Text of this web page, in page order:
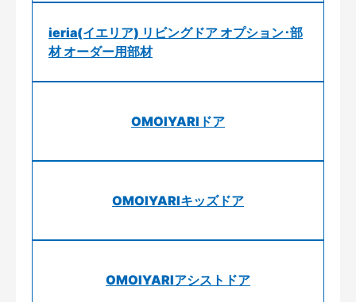
ieria(イエリア) リビングドア オプション･部
材 オーダー用部材
OMOIYARIドア
OMOIYARIキッズドア
OMOIYARIアシストドア